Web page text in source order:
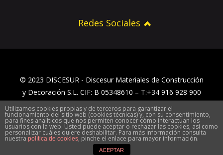
Redes Sociales
© 2023 DISCESUR - Discesur Materiales de Construcción
y Decoración S.L. CIF: B 05348610 – T:+34 916 928 900
Inicio
Aviso Legal y política de privacidad
Sobre Discesur
Contacto Discesur Localización
Utilizamos cookies propias y de terceros para garantizar el
funcionamiento del sitio web (cookies técnicas) y, con su consentimiento,
para fines analíticos que nos permiten conocer cómo interactúan los
usuarios con la web. Usted puede aceptar o rechazar las cookies, así como
personalizar cuáles quiere deshabilitar. Para más información consulta
nuestra política de cookies, pinche el enlace para mayor información.
ACEPTAR